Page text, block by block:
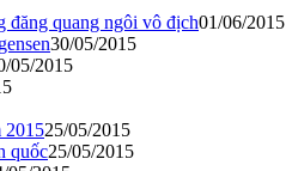
đăng quang ngôi vô địch01/06/2015
30/05/2015
05/2015
201525/05/2015
quốc25/05/2015